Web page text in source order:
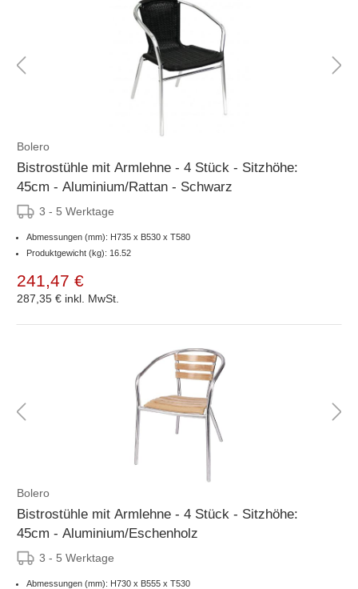
Bolero
Bistrostühle mit Armlehne - 4 Stück - Sitzhöhe:
45cm - Aluminium/Rattan - Schwarz
3 - 5 Werktage
Abmessungen (mm): H735 x B530 x T580
Produktgewicht (kg): 16.52
241,47 €
287,35 € inkl. MwSt.
Bolero
Bistrostühle mit Armlehne - 4 Stück - Sitzhöhe:
45cm - Aluminium/Eschenholz
3 - 5 Werktage
Abmessungen (mm): H730 x B555 x T530